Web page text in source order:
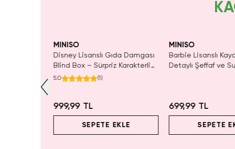
MINISO
Disney Lisanslı Gıda Damgası
Blind Box – Sürpriz Karakterli
Eğlenceli Sunum
5.0 (1)
999,99 TL
SEPETE EKLE
MINISO
Barbie Lisanslı
Detaylı Şeffaf ve
699,99 TL
SEPETE